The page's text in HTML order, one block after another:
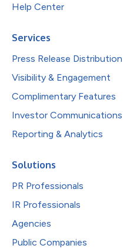
Help Center
Services
Press Release Distribution
Visibility & Engagement
Complimentary Features
Investor Communications
Reporting & Analytics
Solutions
PR Professionals
IR Professionals
Agencies
Public Companies